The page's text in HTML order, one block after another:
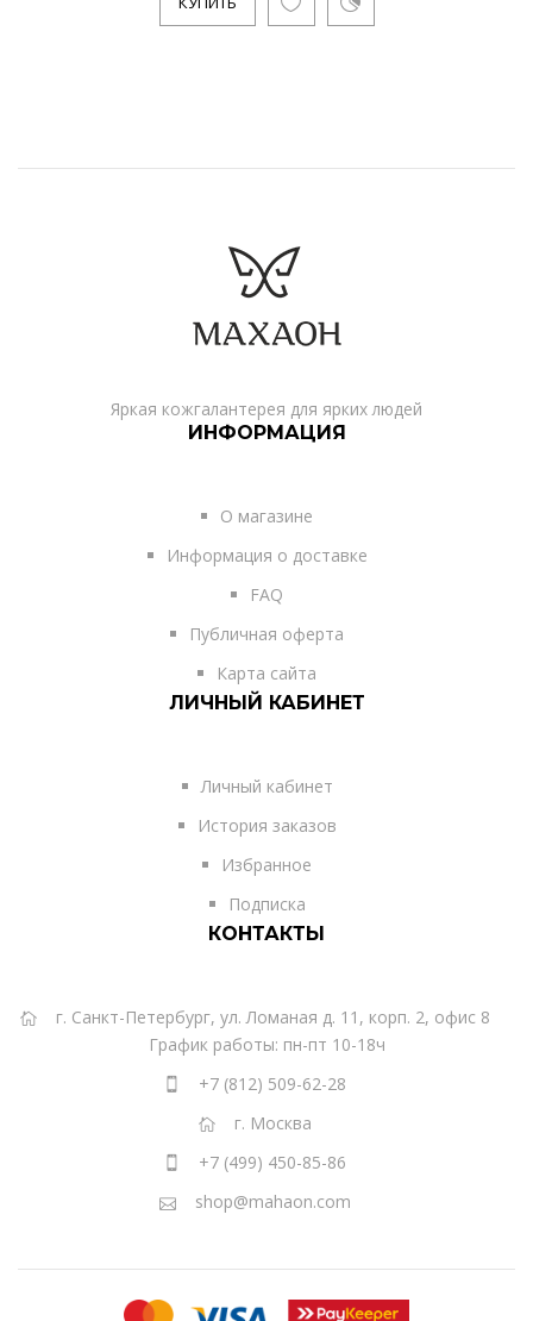
Яркая кожгалантерея для ярких людей
ИНФОРМАЦИЯ
О магазине
Информация о доставке
FAQ
Публичная оферта
Карта сайта
ЛИЧНЫЙ КАБИНЕТ
Личный кабинет
История заказов
Избранное
Подписка
КОНТАКТЫ
г. Санкт-Петербург, ул. Ломаная д. 11, корп. 2, офис 8
График работы: пн-пт 10-18ч
+7 (812) 509-62-28
г. Москва
+7 (499) 450-85-86
shop@mahaon.com